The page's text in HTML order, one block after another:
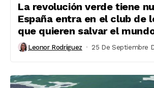
La revolución verde tiene
España entra en el club de
que quieren salvar el
Leonor Rodríguez 25 De Septiembre